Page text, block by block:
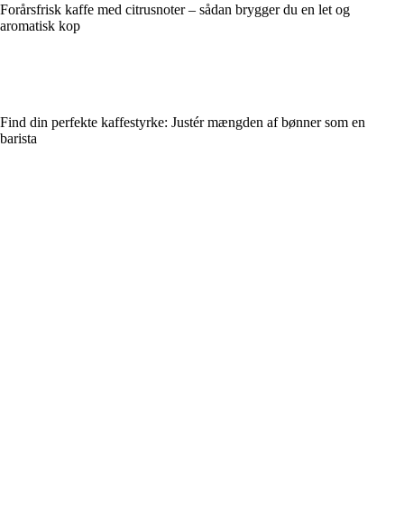
Forårsfrisk kaffe med citrusnoter – sådan brygger du en let og
aromatisk kop
Find din perfekte kaffestyrke: Justér mængden af bønner som en
barista